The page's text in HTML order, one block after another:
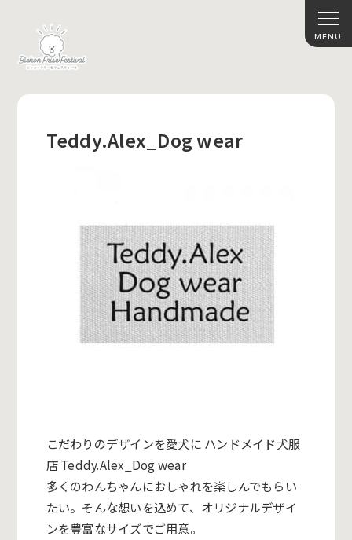
Teddy.Alex_Dog wear
こだわりのデザインを愛犬に ハンドメイド犬服
店 Teddy.Alex_Dog wear
多くのわんちゃんにおしゃれを楽しんでもらい
たい。そんな想いを込めて、オリジナルデザイ
ンを豊富なサイズでご用意。